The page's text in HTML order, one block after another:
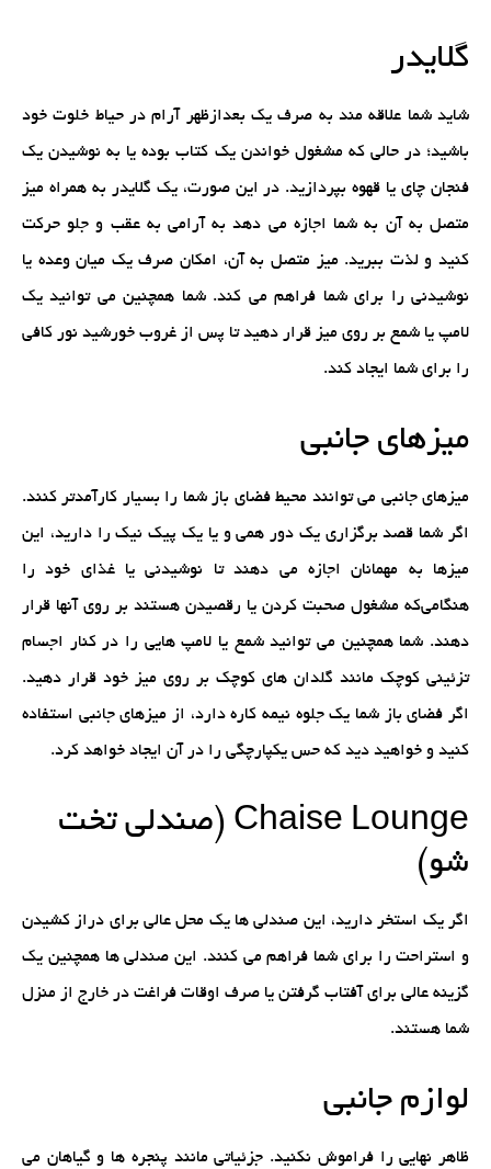
گلایدر
شاید شما علاقه مند به صرف یک بعدازظهر آرام در حیاط خلوت خود
باشید؛ در حالی که مشغول خواندن یک کتاب بوده یا به نوشیدن یک
فنجان چای یا قهوه بپردازید. در این صورت، یک گلایدر به همراه میز
متصل به آن به شما اجازه می دهد به آرامی به عقب و جلو حرکت
کنید و لذت ببرید. میز متصل به آن، امکان صرف یک میان وعده یا
نوشیدنی را برای شما فراهم می کند. شما همچنین می توانید یک
لامپ یا شمع بر روی میز قرار دهید تا پس از غروب خورشید نور کافی
را برای شما ایجاد کند.
میزهای جانبی
میزهای جانبی می توانند محیط فضای باز شما را بسیار کارآمدتر کنند.
اگر شما قصد برگزاری یک دور همی و یا یک پیک نیک را دارید، این
میزها به مهمانان اجازه می دهند تا نوشیدنی یا غذای خود را
هنگامی‌که مشغول صحبت کردن یا رقصیدن هستند بر روی آنها قرار
دهند. شما همچنین می توانید شمع یا لامپ هایی را در کنار اجسام
تزئینی کوچک مانند گلدان های کوچک بر روی میز خود قرار دهید.
اگر فضای باز شما یک جلوه نیمه کاره دارد، از میزهای جانبی استفاده
کنید و خواهید دید که حس یکپارچگی را در آن ایجاد خواهد کرد.
Chaise Lounge (صندلی تخت
شو)
اگر یک استخر دارید، این صندلی ها یک محل عالی برای دراز کشیدن
و استراحت را برای شما فراهم می کنند. این صندلی ها همچنین یک
گزینه عالی برای آفتاب گرفتن یا صرف اوقات فراغت در خارج از منزل
شما هستند.
لوازم جانبی
ظاهر نهایی را فراموش نکنید. جزئیاتی مانند پنجره ها و گیاهان می